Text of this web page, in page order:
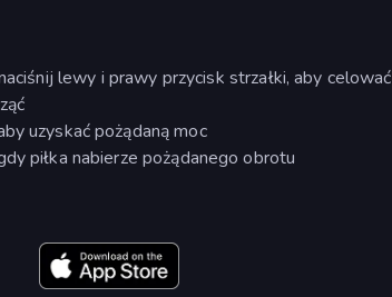
lewy i prawy przycisk strzałki, aby celować
uzyskać pożądaną moc
piłka nabierze pożądanego obrotu